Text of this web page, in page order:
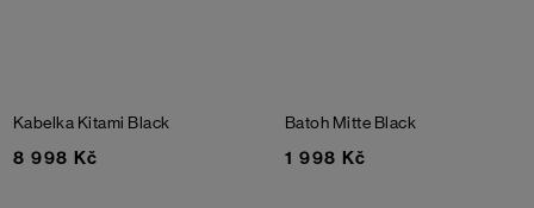
Kabelka Kitami Black
8 998 Kč
Batoh Mitte Black
1 998 Kč